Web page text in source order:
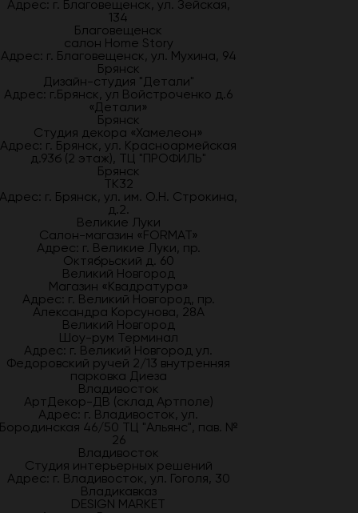
Адрес: г. Благовещенск, ул. Зейская,
134
Благовещенск
салон Home Story
Адрес: г. Благовещенск, ул. Мухина, 94
Брянск
Дизайн-студия "Детали"
Адрес: г.Брянск, ул Войстроченко д.6
«Детали»
Брянск
Студия декора «Хамелеон»
Адрес: г. Брянск, ул. Красноармейская
д.93б (2 этаж), ТЦ "ПРОФИЛЬ"
Брянск
ТК32
Адрес: г. Брянск, ул. им. О.Н. Строкина,
д.2.
Великие Луки
Салон-магазин «FORMAT»
Адрес: г. Великие Луки, пр.
Октябрьский д. 60
Великий Новгород
Магазин «Квадратура»
Адрес: г. Великий Новгород, пр.
Александра Корсунова, 28А
Великий Новгород
Шоу-рум Терминал
Адрес: г. Великий Новгород ул.
Федоровский ручей 2/13 внутренняя
парковка Диеза
Владивосток
АртДекор-ДВ (склад Артполе)
Адрес: г. Владивосток, ул.
46/50 ТЦ "Альянс", пав. №
26
Владивосток
Студия интерьерных решений
Адрес: г. Владивосток, ул. Гоголя, 30
Владикавказ
DESIGN MARKET